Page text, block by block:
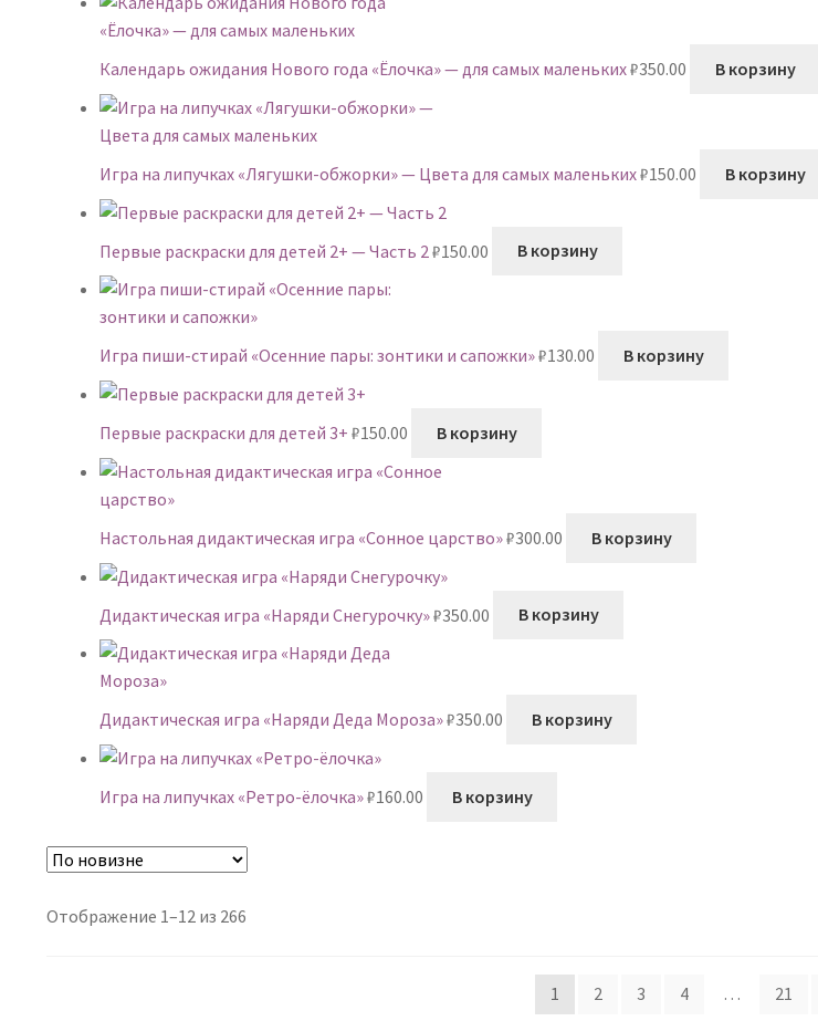
Календарь ожидания Нового года «Ёлочка» — для самых маленьких₽350.00 В корзину
Игра на липучках «Лягушки-обжорки» — Цвета для самых маленьких₽150.00 В корзину
Первые раскраски для детей 2+ — Часть 2 ₽150.00 В корзину
Игра пиши-стирай «Осенние пары: зонтики и сапожки»₽130.00 В корзину
Первые раскраски для детей 3+ ₽150.00 В корзину
Настольная дидактическая игра «Сонное царство»₽300.00 В корзину
Дидактическая игра «Наряди Снегурочку»₽350.00 В корзину
Дидактическая игра «Наряди Деда Мороза»₽350.00 В корзину
Игра на липучках «Ретро-ёлочка»₽160.00 В корзину
Отображение 1–12 из 266Сортировка:
1
2 3 4 … 21